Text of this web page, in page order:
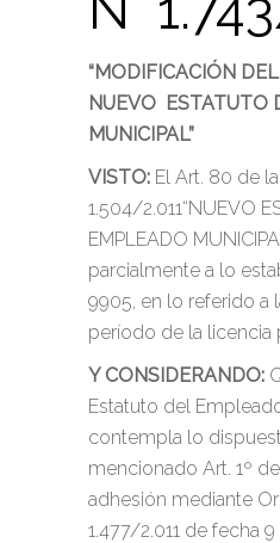
“MODIFICACIÓN
NUEVO ESTATUTO
MUNICIPAL”
VISTO: El Art. 80 de
1.504/2.011“NUEVO
EMPLEADO
parcialmente a lo
9905, en lo referido a
período de la licencia
Y CONSIDERANDO:
Estatuto del
contempla lo
mencionado Art. 1º
adhesión mediante
1.477/2.011 de fecha